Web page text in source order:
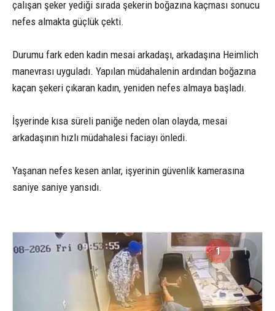
çalışan şeker yediği sırada şekerin boğazına kaçması sonucu
nefes almakta güçlük çekti.
Durumu fark eden kadın mesai arkadaşı, arkadaşına Heimlich
manevrası uyguladı. Yapılan müdahalenin ardından boğazına
kaçan şekeri çıkaran kadın, yeniden nefes almaya başladı.
İşyerinde kısa süreli paniğe neden olan olayda, mesai
arkadaşının hızlı müdahalesi faciayı önledi.
Yaşanan nefes kesen anlar, işyerinin güvenlik kamerasına
saniye saniye yansıdı.
1 1